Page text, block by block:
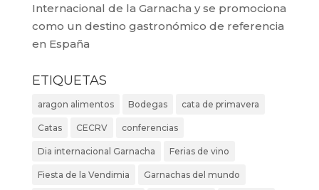
Internacional de la Garnacha y se promociona
como un destino gastronómico de referencia
en España
ETIQUETAS
aragon alimentos Bodegas cata de primavera
Catas CECRV conferencias
Dia internacional Garnacha Ferias de vino
Fiesta de la Vendimia Garnachas del mundo